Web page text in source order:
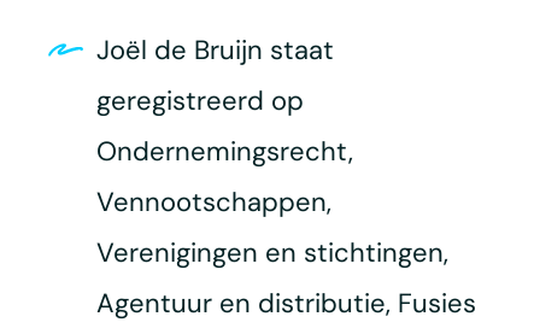
Joël de Bruijn staat
geregistreerd op
Ondernemingsrecht,
Vennootschappen,
Verenigingen en stichtingen,
Agentuur en distributie, Fusies